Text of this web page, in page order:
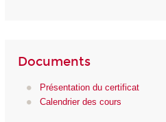
Documents
Présentation du certificat
Calendrier des cours